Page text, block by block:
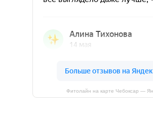
Фитолайн на карте Чебоксар —